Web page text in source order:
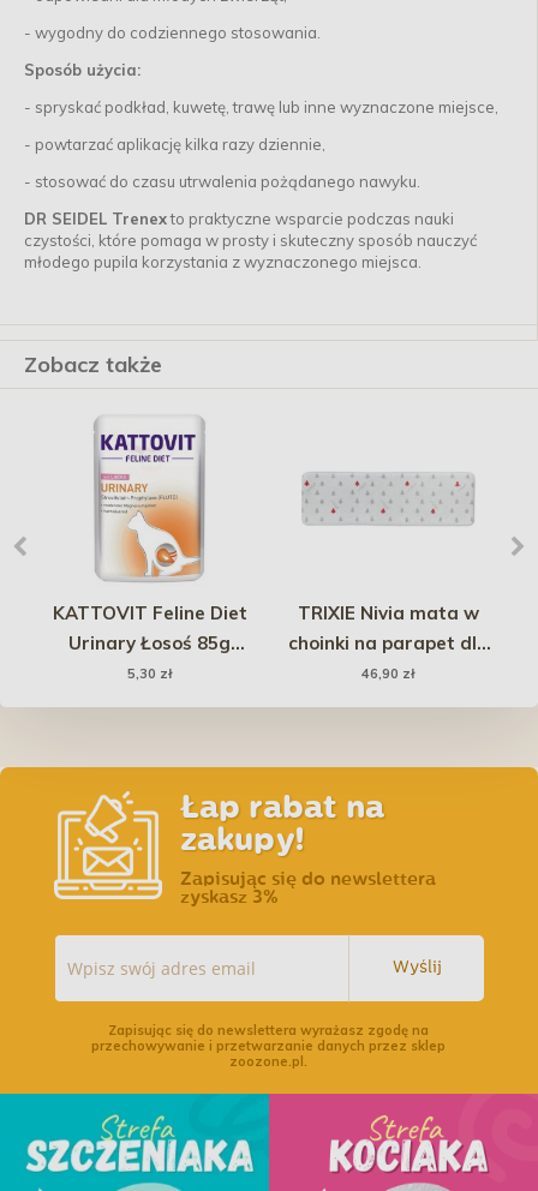
- wygodny do codziennego stosowania.
Sposób użycia:
- spryskać podkład, kuwetę, trawę lub inne wyznaczone miejsce,
- powtarzać aplikację kilka razy dziennie,
- stosować do czasu utrwalenia pożądanego nawyku.
DR SEIDEL Trenexto praktyczne wsparcie podczas nauki
czystości, które pomaga w prosty i skuteczny sposób nauczyć
młodego pupila korzystania z wyznaczonego miejsca.
Zobacz także
KATTOVIT Feline Diet
Urinary Łosoś 85g
(saszetka)
5,30 zł
TRIXIE Nivia mata w
choinki na parapet dla
kota 90 x 28 cm - szary
46,90 zł
Łap rabat na
zakupy!
Zapisując się do newslettera
zyskasz 3%
Wyślij
Zapisując się do newslettera wyrażasz zgodę na
przechowywanie i przetwarzanie danych przez sklep
zoozone.pl.